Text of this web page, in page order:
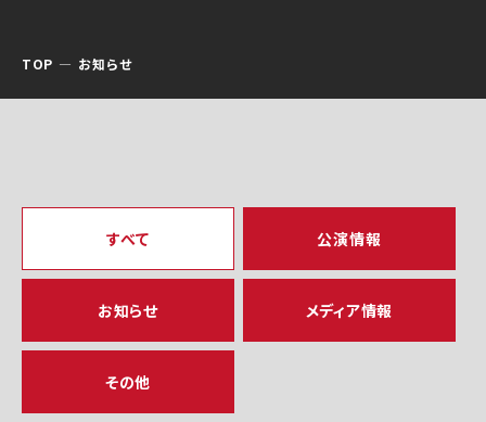
TOP お知らせ
すべて 公演情報
お知らせ メディア情報
その他